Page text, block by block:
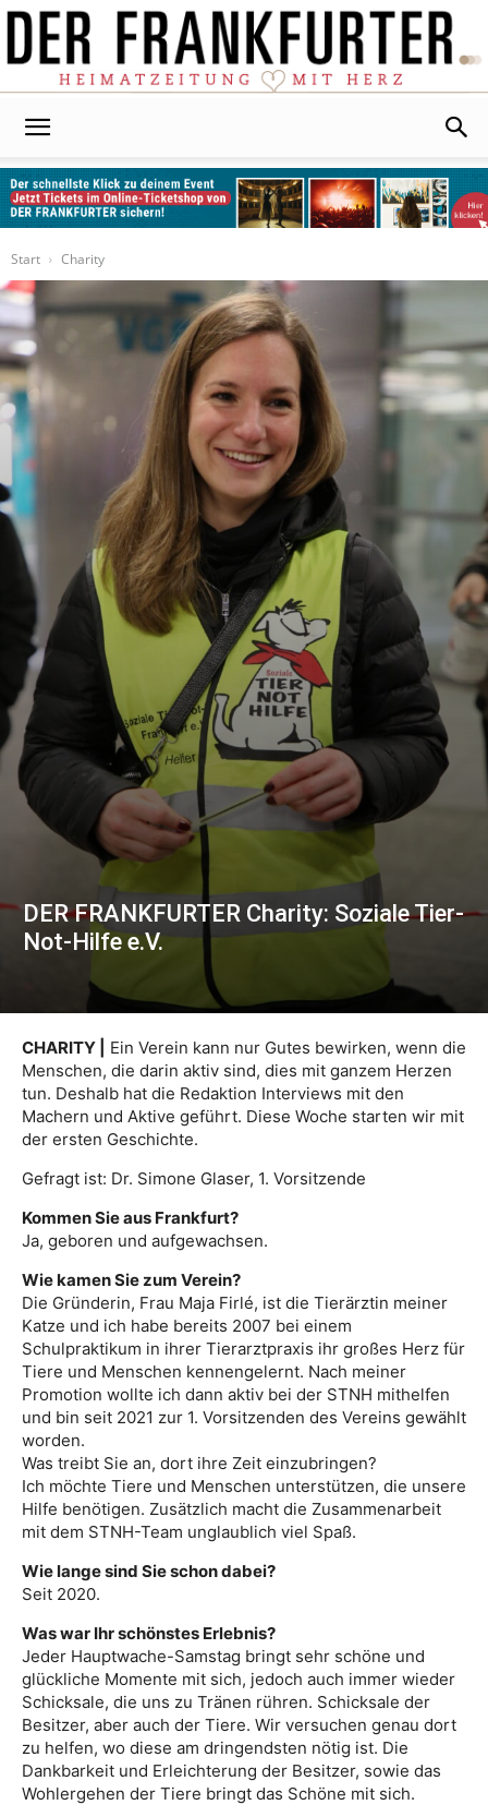
Start
Charity
DER FRANKFURTER Charity: Soziale Tier-
Not-Hilfe e.V.
CHARITY |
Ein Verein kann nur Gutes bewirken, wenn die
Menschen, die darin aktiv sind, dies mit ganzem Herzen
tun. Deshalb hat die Redaktion Interviews mit den
Machern und Aktive geführt. Diese Woche starten wir mit
der ersten Geschichte.
Gefragt ist: Dr. Simone Glaser, 1. Vorsitzende
Kommen Sie aus Frankfurt?
Ja, geboren und aufgewachsen.
Wie kamen Sie zum Verein?
Die Gründerin, Frau Maja Firlé, ist die Tierärztin meiner
Katze und ich habe bereits 2007 bei einem
Schulpraktikum in ihrer Tierarztpraxis ihr großes Herz für
Tiere und Menschen kennengelernt. Nach meiner
Promotion wollte ich dann aktiv bei der STNH mithelfen
und bin seit 2021 zur 1. Vorsitzenden des Vereins gewählt
worden.
Was treibt Sie an, dort ihre Zeit einzubringen?
Ich möchte Tiere und Menschen unterstützen, die unsere
Hilfe benötigen. Zusätzlich macht die Zusammenarbeit
mit dem STNH-Team unglaublich viel Spaß.
Wie lange sind Sie schon dabei?
Seit 2020.
Was war Ihr schönstes Erlebnis?
Jeder Hauptwache-Samstag bringt sehr schöne und
glückliche Momente mit sich, jedoch auch immer wieder
Schicksale, die uns zu Tränen rühren. Schicksale der
Besitzer, aber auch der Tiere. Wir versuchen genau dort
zu helfen, wo diese am dringendsten nötig ist. Die
Dankbarkeit und Erleichterung der Besitzer, sowie das
Wohlergehen der Tiere bringt das Schöne mit sich.